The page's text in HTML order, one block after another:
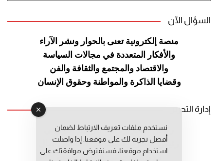
السؤال الآن
منصة إلكترونية تعنى بالحوار ونشر الآراء
والأفكار المتعددة في مجالات السياسة
والاقتصاد والمجتمع والثقافة والفن
وقضايا الذاكرة والمواطنة وحقوق الإنسان
إدارة التحرير
رئيس التحرير: عبد الرحيم التوراني
رئيس التحرير المساعد: المعطي قبال
مديرة التحرير: فاطمة حوحو
نستخدم ملفات تعريف الارتباط لضمان
أفضل تجربة لك على موقعنا. إذا واصلت
استخدام موقعنا، فسنفترض موافقتك على